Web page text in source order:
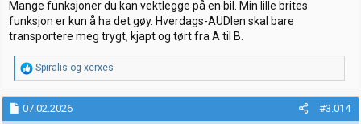
Mange funksjoner du kan vektlegge på en bil. Min lille brites
funksjon er kun å ha det gøy. Hverdags-AUDIen skal bare
transportere meg trygt, kjapt og tørt fra A til B.
R
e
a
k
Spiralis og xerxes
07.02.2026 #3.014